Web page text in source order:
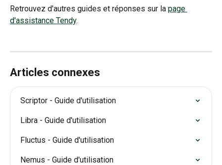
Retrouvez d'autres guides et réponses sur la page
d'assistance Tendy.
Articles connexes
Scriptor - Guide d'utilisation
Libra - Guide d'utilisation
Fluctus - Guide d'utilisation
Nemus - Guide d'utilisation